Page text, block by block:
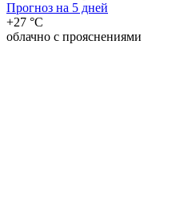
Прогноз на 5 дней
+27 °C
облачно с прояснениями